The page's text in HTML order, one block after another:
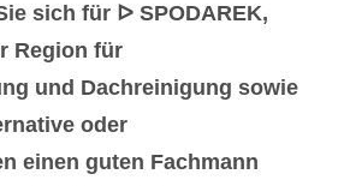
sich für ᐅ SPODAREK,
Region für
und Dachreinigung sowie
oder
einen guten Fachmann